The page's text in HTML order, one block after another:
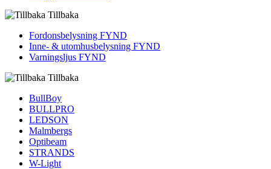
Tillbaka
Fordons­belysning FYND
Inne- & utomhus­belysning FYND
Varningsljus FYND
Tillbaka
BullBoy
BULLPRO
LEDSON
Malmbergs
Optibeam
STRANDS
W-Light